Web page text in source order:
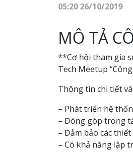
05:20 26/10/2019
MÔ TẢ
**Cơ hội tham gia
Tech Meetup
Thông tin chi tiết
– Phát triển hệ
– Đóng góp trong
– Đảm bảo các
– Có khả năng lập